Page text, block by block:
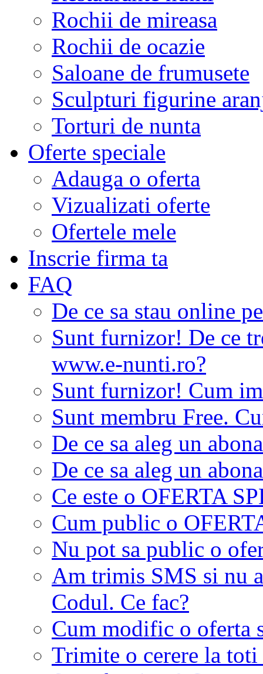
Rochii de mireasa
Rochii de ocazie
Saloane de frumusete
Sculpturi figurine
Torturi de nunta
Oferte speciale
Adauga o oferta
Vizualizati oferte
Ofertele mele
Inscrie firma ta
FAQ
De ce sa stau online
Sunt furnizor! De ce
www.e-nunti.ro?
Sunt furnizor! Cum
Sunt membru Free.
De ce sa aleg un
De ce sa aleg un
Ce este o OFERTA
Cum public o
Nu pot sa public o
Am trimis SMS si nu
Codul. Ce fac?
Cum modific o oferta
Trimite o cerere la